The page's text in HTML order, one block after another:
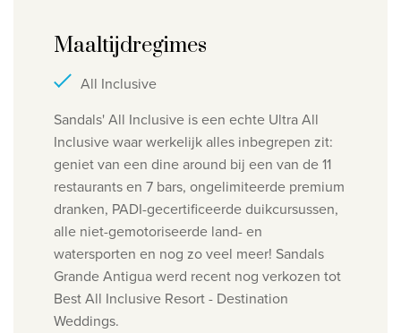
Maaltijdregimes
All Inclusive
Sandals' All Inclusive is een echte Ultra All
Inclusive waar werkelijk alles inbegrepen zit:
geniet van een dine around bij een van de 11
restaurants en 7 bars, ongelimiteerde premium
dranken, PADI-gecertificeerde duikcursussen,
alle niet-gemotoriseerde land- en
watersporten en nog zo veel meer! Sandals
Grande Antigua werd recent nog verkozen tot
Best All Inclusive Resort - Destination
Weddings.